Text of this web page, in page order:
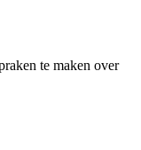
te maken over